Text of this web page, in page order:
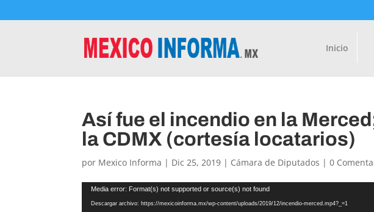
Inicio
Así fue el incendio en la
la CDMX (cortesía locatarios)
por Mexico Informa | Dic 25, 2019 | Cámara de Diputados |0
Reproductor
de
Media error: Format(s) not supported or source(s) not found
Descargar archivo: https://mexicoinforma.mx/wp-content/uploads/2019/12/incendio-merced.mp4?_=1